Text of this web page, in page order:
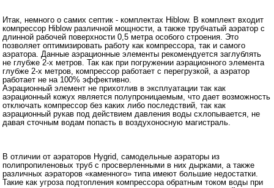
Итак, немного о самих септик - комплектах Hiblow. В комплект входит
компрессор Hiblow различной мощности, а также трубчатый аэратор с
длинной рабочей поверхности 0,5 метра особого строения. Это
позволяет оптимизировать работу как компрессора, так и самого
аэратора. Данные аэрационные элементы рекомендуется заглублять
не глубже 2-х метров. Так как при погружении аэрационного элемента
глубже 2-х метров, компрессор работает с перегрузкой, а аэратор
работает не на 100% эффективно.
Аэрационный элемент не прихотлив в эксплуатации так как
аэрационный кожух является полупроницаемым, что дает возможность
отключать компрессор без каких либо последствий, так как
аэрационный рукав под действием давления воды схлопывается, не
давая сточным водам попасть в воздухоносную магистраль.
В отличии от аэраторов Hygrid, самодельные аэраторы из
полипропиленовых труб с просверленными в них дырками, а также
различных аэраторов «каменного» типа имеют большие недостатки.
Такие как угроза подтопления компрессора обратным током воды при